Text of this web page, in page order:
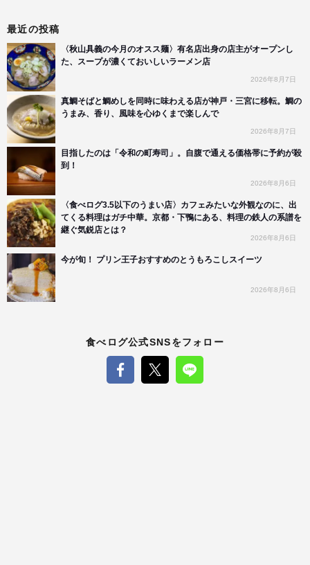
最近の投稿
〈秋山具義の今月のオスス麺〉有名店出身の店主がオープンし
た、スープが濃くておいしいラーメン店
2026年8月7日
真鯛そばと鯛めしを同時に味わえる店が神戸・三宮に移転。鯛の
うまみ、香り、風味を心ゆくまで楽しんで
2026年8月7日
目指したのは「令和の町寿司」。自腹で通える価格帯に予約が殺
到！
2026年8月6日
〈食べログ3.5以下のうまい店〉カフェみたいな外観なのに、出
てくる料理はガチ中華。京都・下鴨にある、料理の鉄人の系譜を
継ぐ気鋭店とは？
2026年8月6日
今が旬！ プリン王子おすすめのとうもろこしスイーツ
2026年8月6日
食べログ公式SNSをフォロー